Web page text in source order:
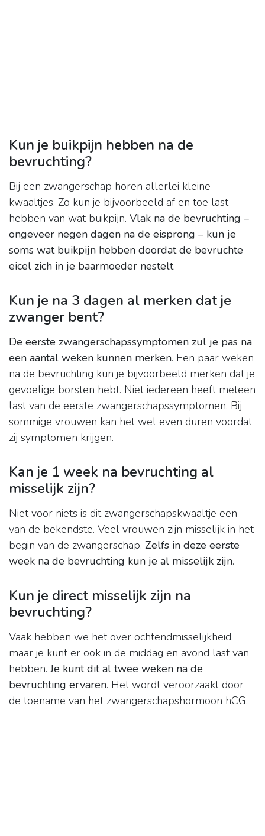
Kun je buikpijn hebben na de
bevruchting?
Bij een zwangerschap horen allerlei kleine
kwaaltjes. Zo kun je bijvoorbeeld af en toe last
hebben van wat buikpijn. Vlak na de bevruchting –
ongeveer negen dagen na de eisprong – kun je
soms wat buikpijn hebben doordat de bevruchte
eicel zich in je baarmoeder nestelt.
Kun je na 3 dagen al merken dat je
zwanger bent?
De eerste zwangerschapssymptomen zul je pas na
een aantal weken kunnen merken. Een paar weken
na de bevruchting kun je bijvoorbeeld merken dat je
gevoelige borsten hebt. Niet iedereen heeft meteen
last van de eerste zwangerschapssymptomen. Bij
sommige vrouwen kan het wel even duren voordat
zij symptomen krijgen.
Kan je 1 week na bevruchting al
misselijk zijn?
Niet voor niets is dit zwangerschapskwaaltje een
van de bekendste. Veel vrouwen zijn misselijk in het
begin van de zwangerschap. Zelfs in deze eerste
week na de bevruchting kun je al misselijk zijn.
Kun je direct misselijk zijn na
bevruchting?
Vaak hebben we het over ochtendmisselijkheid,
maar je kunt er ook in de middag en avond last van
hebben.Je kunt dit al twee weken na de
bevruchting ervaren. Het wordt veroorzaakt door
de toename van het zwangerschapshormoon hCG.